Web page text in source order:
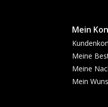
Mein
Meine
Meine
Mein